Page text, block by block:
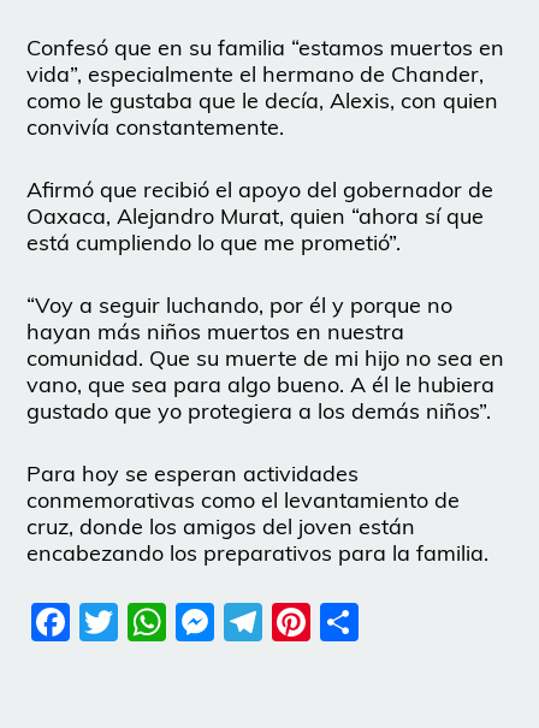
Confesó que en su familia “estamos muertos en
vida”, especialmente el hermano de Chander,
como le gustaba que le decía, Alexis, con quien
convivía constantemente.
Afirmó que recibió el apoyo del gobernador de
Oaxaca, Alejandro Murat, quien “ahora sí que
está cumpliendo lo que me prometió”.
“Voy a seguir luchando, por él y porque no
hayan más niños muertos en nuestra
comunidad. Que su muerte de mi hijo no sea en
vano, que sea para algo bueno. A él le hubiera
gustado que yo protegiera a los demás niños”.
Para hoy se esperan actividades
conmemorativas como el levantamiento de
cruz, donde los amigos del joven están
encabezando los preparativos para la familia.
Facebook
Twitter
WhatsApp
Messenger
Telegram
Pinterest